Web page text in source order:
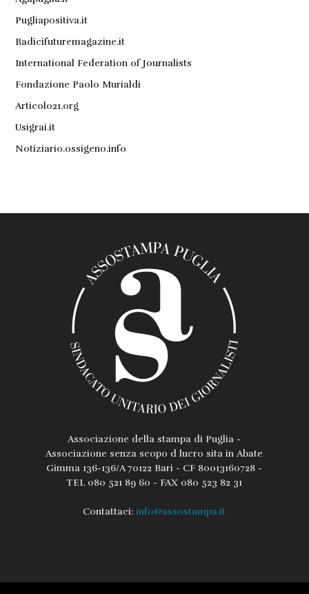
Pugliapositiva.it
Radicifuturemagazine.it
International Federation of Journalists
Fondazione Paolo Murialdi
Articolo21.org
Usigrai.it
Notiziario.ossigeno.info
Associazione della stampa di Puglia -
Associazione senza scopo d lucro sita in Abate
Gimma 136-136/A 70122 Bari - CF 80013160728 -
TEL 080 521 89 60 - FAX 080 523 82 31
Contattaci:info@assostampa.it